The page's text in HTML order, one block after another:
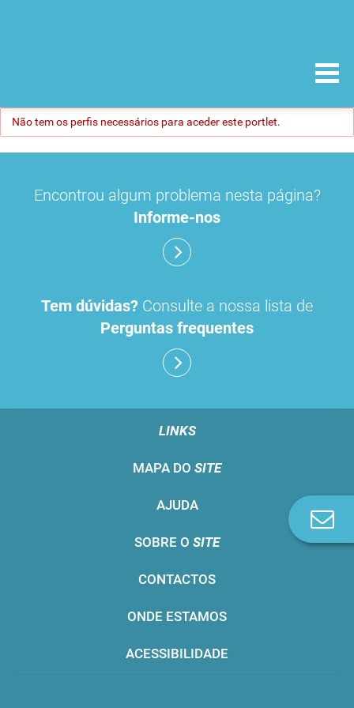
Não tem os perfis necessários para aceder este portlet.
Encontrou algum problema nesta página?
Informe-nos
Tem dúvidas? Consulte a nossa lista de
Perguntas frequentes
LINKS
MAPA DO SITE
AJUDA
SOBRE O SITE
CONTACTOS
ONDE ESTAMOS
ACESSIBILIDADE